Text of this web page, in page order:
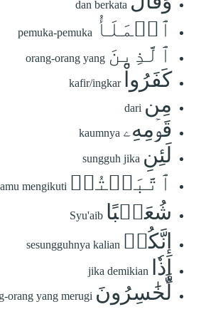
dan berkata
ٱلۡمَلَأُ pemuka-pemuka
ٱلَّذِينَ orang-orang yang
كَفَرُواْ kafir/ingkar
مِن dari
قَوۡمِهِۦ kaumnya
لَئِنِ sungguh jika
ٱتَّبَعۡتُمۡ mengikuti
شُعَيۡبًا Syu'aib
إِنَّكُمۡ sesungguhnya kalian
إِذٗا jika demikian
لَّخَٰسِرُونَ orang yang merugi